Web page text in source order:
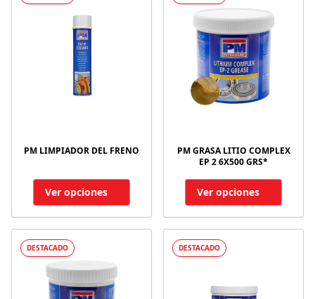
PM LIMPIADOR DEL FRENO
Ver opciones
PM GRASA LITIO COMPLEX
EP 2 6X500 GRS*
Ver opciones
DESTACADO DESTACADO